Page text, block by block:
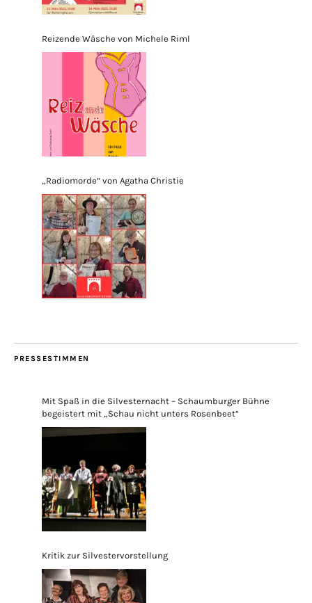
Reizende Wäsche von Michele Riml
„Radiomorde“ von Agatha Christie
PRESSESTIMMEN
Mit Spaß in die Silvesternacht – Schaumburger Bühne
begeistert mit „Schau nicht unters Rosenbeet“
Kritik zur Silvestervorstellung